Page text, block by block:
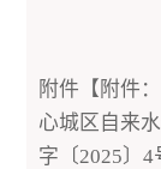
附件【 附件
心城区自来
字〔2025〕4